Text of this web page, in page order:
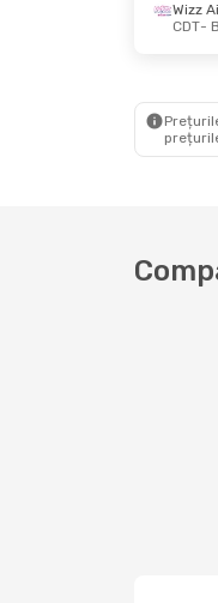
- Lun., 28
Wizz
CDT-